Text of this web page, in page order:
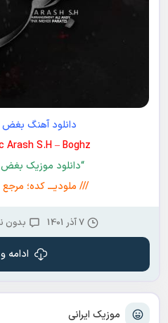
موزیک ایرانی
دانلود آهنگ بغض
Arash S.H – Boghz
“دانلود موزیک
/// ملودیـــ کده؛
7 آذر 1401 بدون
ادامه